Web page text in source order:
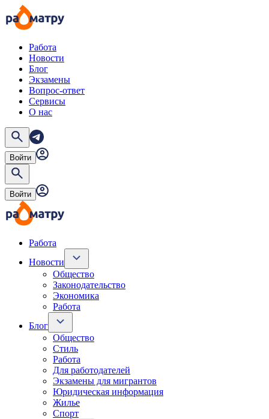
Работа
Новости
Блог
Экзамены
Вопрос-ответ
Сервисы
О нас
Войти
Войти
Работа
Новости
Общество
Законодательство
Экономика
Работа
Блог
Общество
Стиль
Работа
Для работодателей
Экзамены для мигрантов
Юридическая информация
Жилье
Спорт